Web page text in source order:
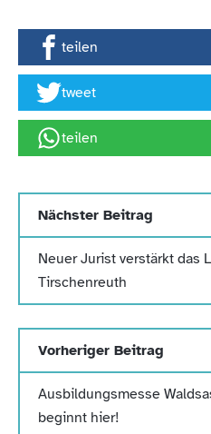
teilen
tweet
teilen
Nächster Beitrag
Neuer Jurist verstärkt das
Tirschenreuth
Vorheriger Beitrag
Ausbildungsmesse
beginnt hier!